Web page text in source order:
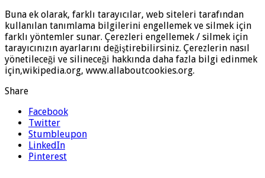
Buna ek olarak, farklı tarayıcılar, web siteleri tarafından
kullanılan tanımlama bilgilerini engellemek ve silmek için
farklı yöntemler sunar. Çerezleri engellemek / silmek için
tarayıcınızın ayarlarını değiştirebilirsiniz. Çerezlerin nasıl
yönetileceği ve silineceği hakkında daha fazla bilgi edinmek
için,wikipedia.org, www.allaboutcookies.org.
Share
Facebook
Twitter
Stumbleupon
LinkedIn
Pinterest